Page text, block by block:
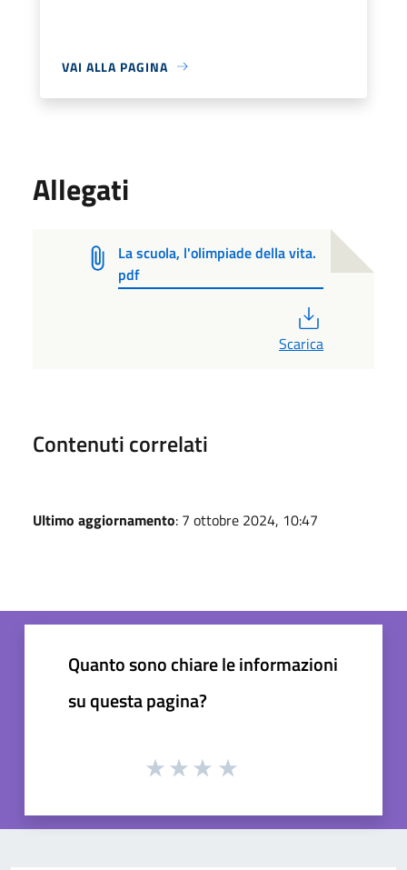
VAI ALLA PAGINA
Allegati
La scuola, l'olimpiade della vita.
pdf
Scarica
Contenuti correlati
Ultimo aggiornamento: 7 ottobre 2024, 10:47
Quanto sono chiare le informazioni
su questa pagina?